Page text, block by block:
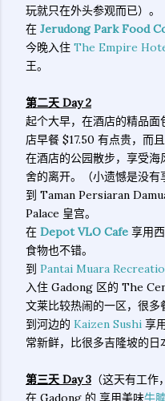
玩就只在外头参观而已）。
在 Jerudong Park Food
今晚入住 The Empire
王。
第二天 Day 2
起个大早，在酒店的精品
店早餐 $17.50 有点贵，而
在酒店的公园散步，享受
舍的离开。（小遗憾是没有
到 Taman Persiaran
Palace 皇宫。
在 Depot VLO Cafe 享用
食物也不错。
到 Pantai Muara
入住 Gadong 区的 The
文莱比较热闹的一区，很多
到河边的 Kaizen Sushi 享
常新鲜，比很多吉隆坡的日
第三天 Day 3 （这天有工作
在 Gadong 的 享用美味牛